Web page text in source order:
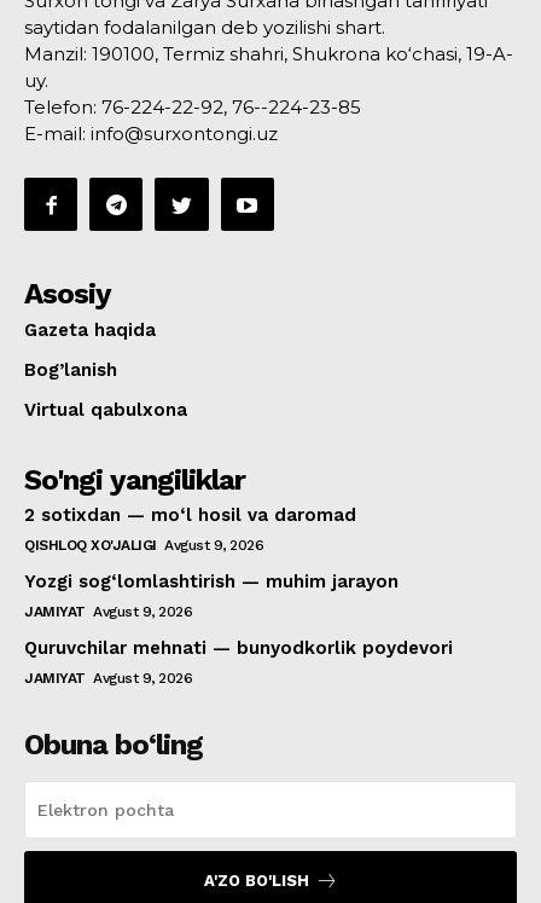
saytidan fodalanilgan deb yozilishi shart.
Manzil: 190100, Termiz shahri, Shukrona ko‘chasi, 19-A-
uy.
Telefon: 76-224-22-92, 76--224-23-85
E-mail: info@surxontongi.uz
Asosiy
Gazeta haqida
Bog’lanish
Virtual qabulxona
So'ngi yangiliklar
2 sotixdan — mo‘l hosil va daromad
QISHLOQ XO'JALIGI Avgust 9, 2026
Yozgi sog‘lomlashtirish — muhim jarayon
JAMIYAT Avgust 9, 2026
Quruvchilar mehnati — bunyodkorlik poydevori
JAMIYAT Avgust 9, 2026
Obuna bo‘ling
A'ZO BO'LISH